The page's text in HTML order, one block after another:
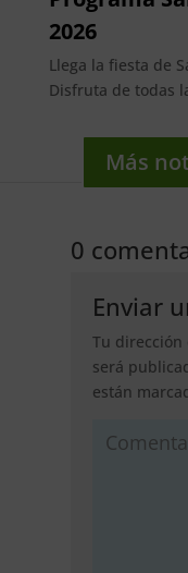
2026
Llega la fiesta de
Disfruta de todas
Más
0
Enviar
Tu dirección
será
están